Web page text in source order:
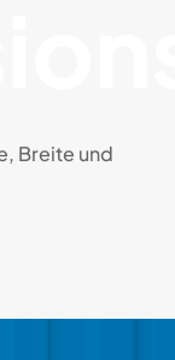
Breite und